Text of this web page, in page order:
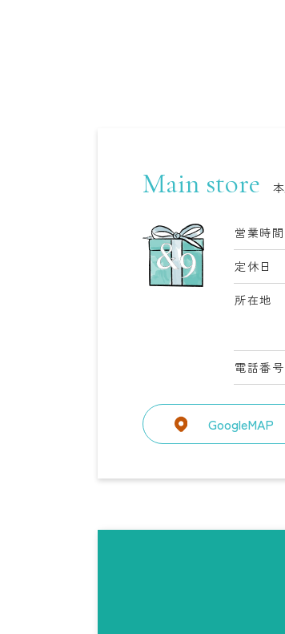
Main store
営業時間
定休日
所在地
電話番号
GoogleMAP